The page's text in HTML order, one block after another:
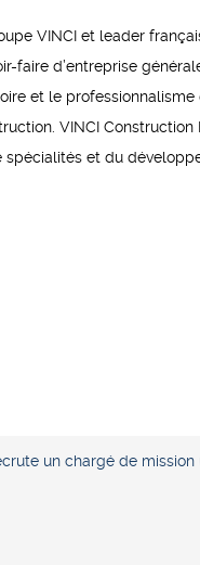
VINCI et leader
faire d’entreprise
et le
VINCI
et du
un chargé de mission